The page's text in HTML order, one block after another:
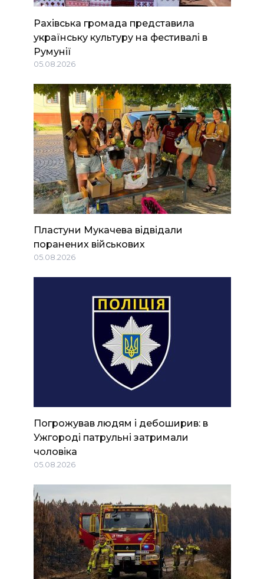
Рахівська громада представила
українську культуру на фестивалі в
Румунії
05.08.2026
Пластуни Мукачева відвідали
поранених військових
05.08.2026
Погрожував людям і дебоширив: в
Ужгороді патрульні затримали
чоловіка
05.08.2026